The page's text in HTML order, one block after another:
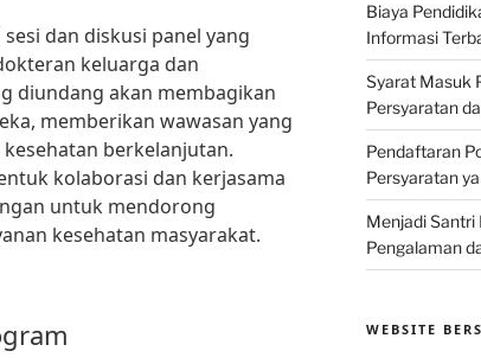
dan diskusi panel yang
keluarga dan
diundang akan membagikan
memberikan wawasan yang
berkelanjutan.
kolaborasi dan kerjasama
untuk mendorong
kesehatan masyarakat.
Biaya
Informasi
Syarat Masuk
Persyaratan
Pendaftaran
Persyaratan
Menjadi Santri
Pengalaman
WEBSITE